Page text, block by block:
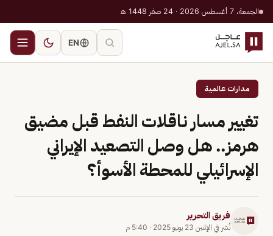
الجمعة، 7 أغسطس 2026 · 24 صفر 1448 هـ
EN
مدارات عالمية
تغيير مسار ناقلات النفط قبل مضيق
هرمز.. هل وصل التصعيد الإيراني
الإسرائيلي للمحطة الأسوأ؟
فريق التحرير
نُشر في الإثنين 23 يونيو 2025 · 5:40 م